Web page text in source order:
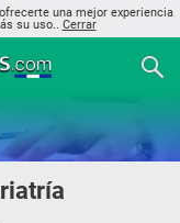
una mejor experiencia
su uso.. Cerrar